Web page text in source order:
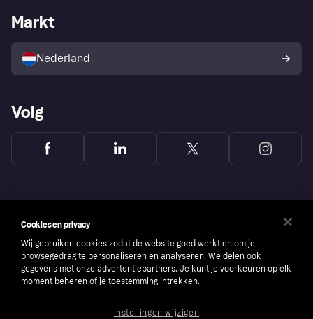
Winkeloverzicht
Kopersbescherming voor
consumenten
Zakelijke login
Markt
Nederland
Volg
Cookies en privacy
Wij gebruiken cookies zodat de website goed werkt en om je
browsegedrag te personaliseren en analyseren. We delen ook
gegevens met onze advertentiepartners. Je kunt je voorkeuren op elk
moment beheren of je toestemming intrekken.
Instellingen wijzigen